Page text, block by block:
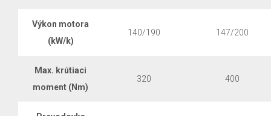
Výkon motora
(kW/k)
140/190 147/200
Max. krútiaci
moment (Nm)
320 400